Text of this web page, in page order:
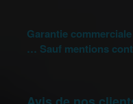
Garantie
… Sauf mentions